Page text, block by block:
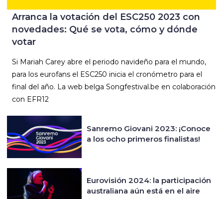
Arranca la votación del ESC250 2023 con
novedades: Qué se vota, cómo y dónde
votar
Si Mariah Carey abre el periodo navideño para el mundo,
para los eurofans el ESC250 inicia el cronómetro para el
final del año. La web belga Songfestival.be en colaboración
con EFR12
Sanremo Giovani 2023: ¡Conoce
a los ocho primeros finalistas!
Eurovisión 2024: la participación
australiana aún está en el aire